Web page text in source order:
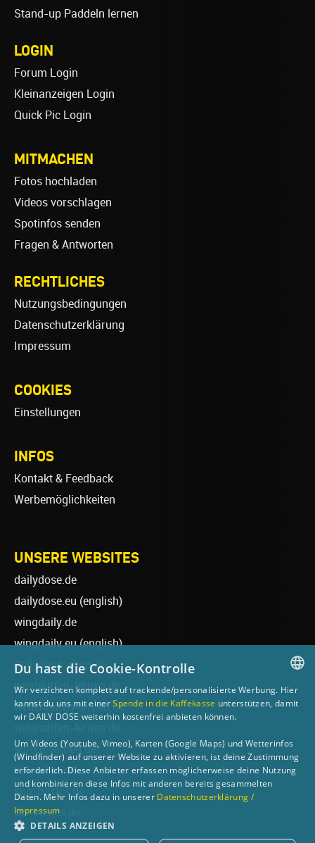
Stand-up Paddeln lernen
LOGIN
Forum Login
Kleinanzeigen Login
Quick Pic Login
MITMACHEN
Fotos hochladen
Videos vorschlagen
Spotinfos senden
Fragen & Antworten
RECHTLICHES
Nutzungsbedingungen
Datenschutzerklärung
Impressum
COOKIES
Einstellungen
INFOS
Kontakt & Feedback
Werbemöglichkeiten
UNSERE WEBSITES
dailydose.de
dailydose.eu (english)
wingdaily.de
wingdaily.eu(english)
dailydose-shop.de
windsurfen-lernen.de
wellenreiten-lernen.de
surfen-lernen.de
foilsurfen.de
sup-basics.de
ski-basics.de
GERMAN
Du hast die Cookie-Kontrolle
Wir verzichten komplett auf trackende/personalisierte Werbung. Hier
kannst du uns mit einerSpende in die Kaffekasse unterstützen, damit
wir DAILY DOSE weiterhin kostenfrei anbieten können.
Um Videos (Youtube, Vimeo), Karten (Google Maps) und Wetterinfos
(Windfinder) auf unserer Website zu aktivieren, ist deine Zustimmung
erforderlich. Diese Anbieter erfassen möglicherweise deine Nutzung
und kombinieren diese Infos mit anderen bereits gesammelten
Daten. Mehr Infos dazu in unserer Datenschutzerklärung /
Impressum
DETAILS ANZEIGEN